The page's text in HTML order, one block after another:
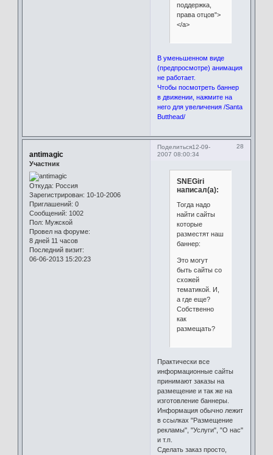
поддержка,
права отцов">
</a>
В уменьшенном виде
(предпросмотре) анимация
не работает.
Чтобы посмотреть баннер
в движении, нажмите на
него для увеличения /Santa
Butthead/
Поделиться 28
12-09-
2007 08:00:34
antimagic
Участник
Откуда: Россия
Зарегистрирован: 10-10-2006
Приглашений: 0
Сообщений: 1002
Пол: Мужской
Провел на форуме:
8 дней 11 часов
Последний визит:
06-06-2013 15:20:23
SNEGiri
написал(а):
Тогда надо
найти сайты
которые
разместят наш
баннер:
Это могут
быть сайты со
схожей
тематикой. И,
а где еще?
Собственно
как
размещать?
Практически все
информационные сайты
принимают заказы на
размещение и так же на
изготовление баннеры.
Информация обычно лежит
в ссылках "Размещение
рекламы", "Услуги", "О нас"
и т.п.
Сделать заказ просто,